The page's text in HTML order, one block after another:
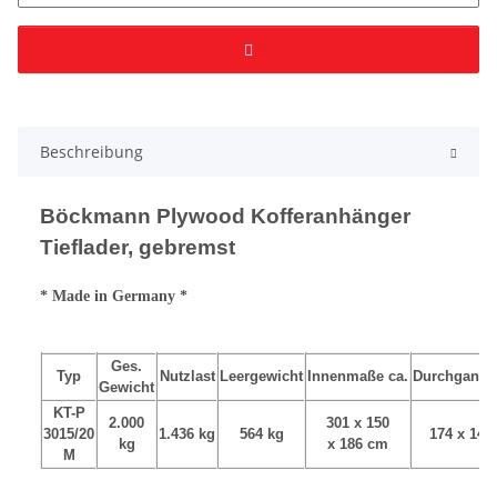
Beschreibung
Böckmann Plywood Kofferanhänger
Tieflader, gebremst
* Made in Germany *
Typ
Ges.
Gewicht
Nutzlast Leergewicht Innenmaße ca.
KT-P
3015/20
M
2.000
kg
1.436 kg 564 kg
301 x 150
x 186 cm
174 x 144